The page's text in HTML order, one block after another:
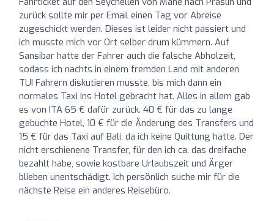
zurück sollte mir per Email einen Tag vor Abreise
zugeschickt werden. Dieses ist leider nicht passiert und
ich musste mich vor Ort selber drum kümmern. Auf
Sansibar hatte der Fahrer auch die falsche Abholzeit,
sodass ich nachts in einem fremden Land mit anderen
TUI Fahrern diskutieren musste, bis mich dann ein
normales Taxi ins Hotel gebracht hat. Alles in allem gab
es von ITA 65 € dafür zurück. 40 € für das zu lange
gebuchte Hotel, 10 € für die Änderung des Transfers und
15 € für das Taxi auf Bali, da ich keine Quittung hatte. Der
nicht erschienene Transfer, für den ich ca. das dreifache
bezahlt habe, sowie kostbare Urlaubszeit und Ärger
blieben unentschädigt. Ich persönlich suche mir für die
nächste Reise ein anderes Reisebüro.